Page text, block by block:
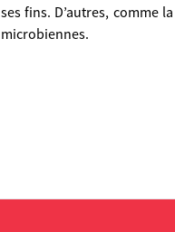
ses fins. D’autres, comme
microbiennes.